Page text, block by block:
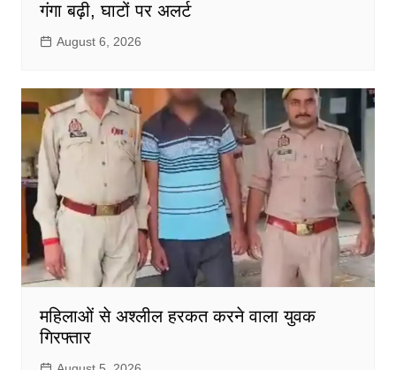
गंगा बढ़ी, घाटों पर अलर्ट
August 6, 2026
महिलाओं से अश्लील हरकत करने वाला युवक
गिरफ्तार